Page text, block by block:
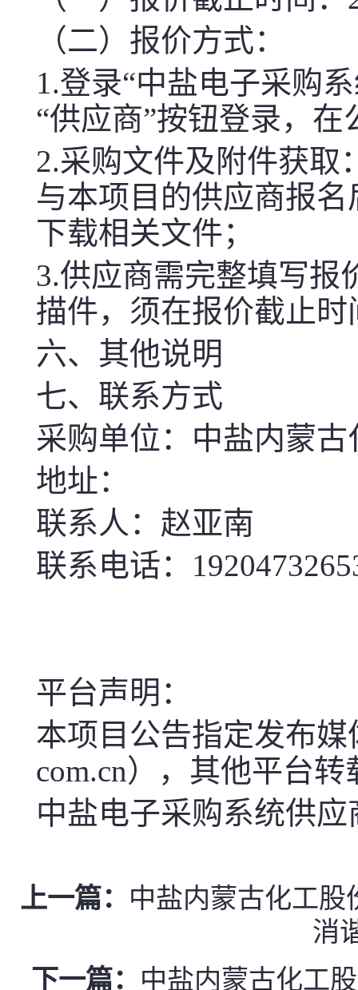
（二）报价方式：
1.登录“中盐电子采购
“供应商”按钮登录，
2.采购文件及附件获取
与本项目的供应商报
下载相关文件；
3.供应商需完整填写报
描件，须在报价截止
六、其他说明
七、联系方式
采购单位：中盐内蒙
地址：
联系人：赵亚南
联系电话：
平台声明：
本项目公告指定发布媒
com.cn），其他平台
中盐电子采购系统供应
上一篇： 中盐内蒙古化工股
消
下一篇： 中盐内蒙古化工